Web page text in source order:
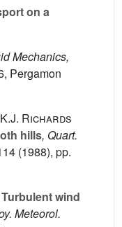
on a
Mechanics,
, Pergamon
Richards
hills, Quart.
(1988), pp.
Turbulent wind
Meteorol.